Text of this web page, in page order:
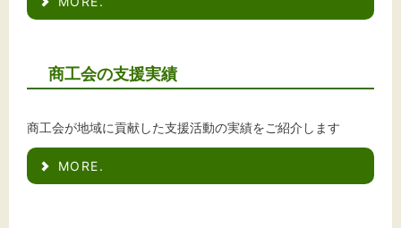
文字サイズ
標準
商工会の支援実績
商工会が地域に貢献した支援活動の実績をご紹介します
MORE.